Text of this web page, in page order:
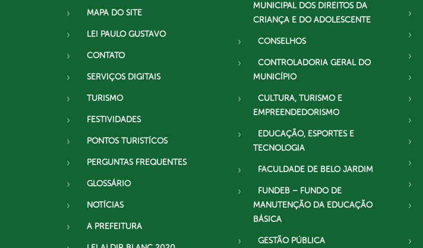
MAPA DO SITE
LEI PAULO GUSTAVO
CONTATO
SERVIÇOS DIGITAIS
TURISMO
FESTIVIDADES
PONTOS TURISTÍCOS
PERGUNTAS FREQUENTES
GLOSSÁRIO
NOTÍCIAS
A PREFEITURA
MUNICIPAL DOS DIREITOS DA
CRIANÇA E DO ADOLESCENTE
CONSELHOS
CONTROLADORIA GERAL DO
MUNICÍPIO
CULTURA, TURISMO E
EMPREENDEDORISMO
EDUCAÇÃO, ESPORTES E
TECNOLOGIA
FACULDADE DE BELO JARDIM
FUNDEB – FUNDO DE
MANUTENÇÃO DA EDUCAÇÃO
BÁSICA
GESTÃO PÚBLICA